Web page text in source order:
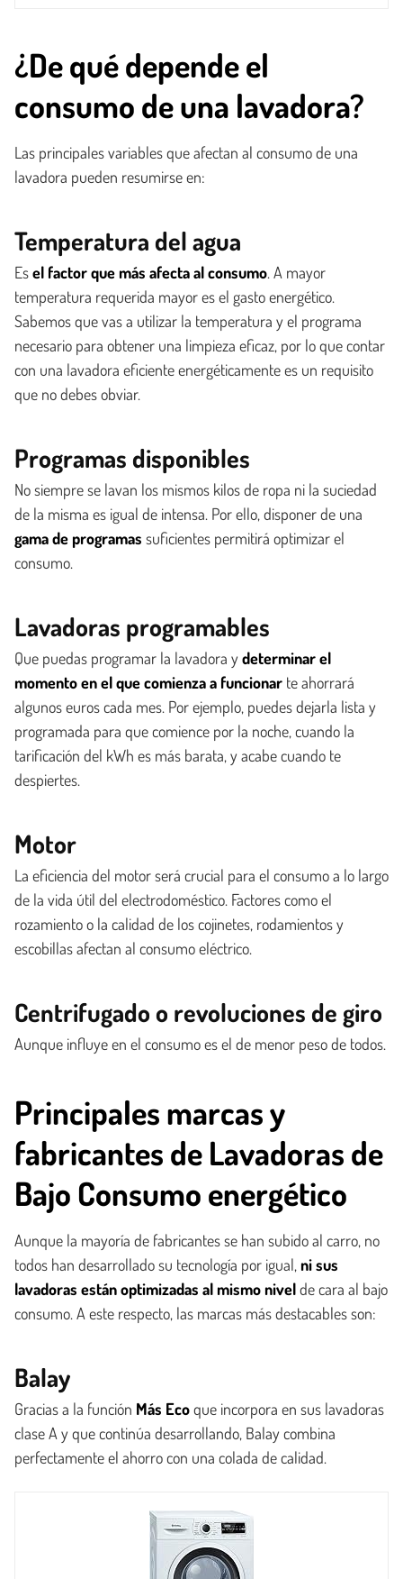
¿De qué depende el
consumo de una lavadora?
Las principales variables que afectan al consumo de una
lavadora pueden resumirse en:
Temperatura del agua
Esel factor que más afecta al consumo. A mayor
temperatura requerida mayor es el gasto energético.
Sabemos que vas a utilizar la temperatura y el programa
necesario para obtener una limpieza eficaz, por lo que contar
con una lavadora eficiente energéticamente es un requisito
que no debes obviar.
Programas disponibles
No siempre se lavan los mismos kilos de ropa ni la suciedad
de la misma es igual de intensa. Por ello, disponer de una
gama de programas suficientes permitirá optimizar el
consumo.
Lavadoras programables
Que puedas programar la lavadora y determinar el
momento en el que comienza a funcionar te ahorrará
algunos euros cada mes. Por ejemplo, puedes dejarla lista y
programada para que comience por la noche, cuando la
tarificación del kWh es más barata, y acabe cuando te
despiertes.
Motor
La eficiencia del motor será crucial para el consumo a lo largo
de la vida útil del electrodoméstico. Factores como el
rozamiento o la calidad de los cojinetes, rodamientos y
escobillas afectan al consumo eléctrico.
Centrifugado o revoluciones de giro
Aunque influye en el consumo es el de menor peso de todos.
Principales marcas y
fabricantes de Lavadoras de
Bajo Consumo energético
Aunque la mayoría de fabricantes se han subido al carro, no
todos han desarrollado su tecnología por igual,nisus
lavadoras están optimizadas al mismo nivelde cara al bajo
consumo. A este respecto, las marcas más destacables son:
Balay
Gracias a la función Más Ecoque incorpora en sus lavadoras
clase A y que continúa desarrollando, Balay combina
perfectamente el ahorro con una colada de calidad.